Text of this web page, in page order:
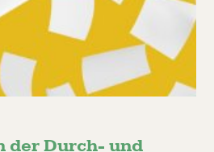
der Durch- und